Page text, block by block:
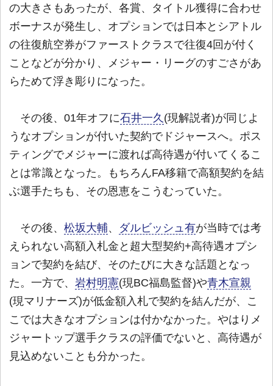
の大きさもあったが、各賞、タイトル獲得に合わせ
ボーナスが発生し、オプションでは日本とシアトル
の往復航空券がファーストクラスで往復4回が付く
ことなどが分かり、メジャー・リーグのすごさがあ
らためて浮き彫りになった。
その後、01年オフに石井一久(現解説者)が同じよ
うなオプションが付いた契約でドジャースへ。ポス
ティングでメジャーに渡れば高待遇が付いてくるこ
とは常識となった。もちろんFA移籍で高額契約を結
ぶ選手たちも、その恩恵をこうむっていた。
その後、 松坂大輔、 ダルビッシュ有が当時では考
えられない高額入札金と超大型契約+高待遇オプシ
ョンで契約を結び、そのたびに大きな話題となっ
た。一方で、 岩村明憲(現BC福島監督)や青木宣親
(現マリナーズ)が低金額入札で契約を結んだが、こ
こでは大きなオプションは付かなかった。やはりメ
ジャートップ選手クラスの評価でないと、高待遇が
見込めないことも分かった。